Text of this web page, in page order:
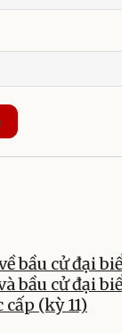
bầu cử đại
bầu cử đại
cấp (kỳ 11)